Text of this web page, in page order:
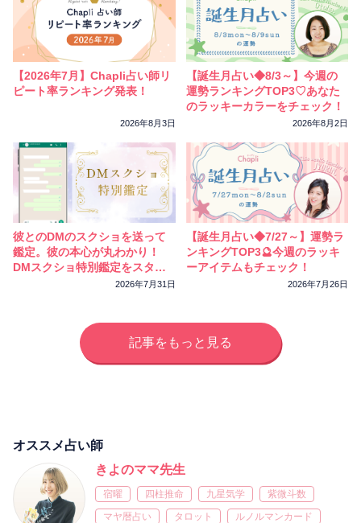
【2026年7月】Chapli占い師リ
ピート率ランキング発表！
2026年8月3日
【誕生月占い◆8/3～】今週の
運勢ランキングTOP3♡あなた
のラッキーカラーをチェック！
2026年8月2日
彼とのDMのスクショを送って
鑑定。彼の本心が丸わかり！
DMスクショ特別鑑定をスター
2026年7月31日
【誕生月占い◆7/27～】運勢ラ
ンキングTOP3🔮今週のラッキ
ーアイテムもチェック！
2026年7月26日
記事をもっと見る
オススメ占い師
きよのママ先生
宿曜 四柱推命 九星気学
紫微斗数
マヤ暦占い
タロット
ルノルマンカード